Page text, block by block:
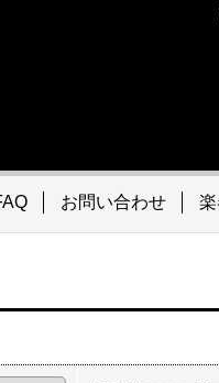
お問い合わせ